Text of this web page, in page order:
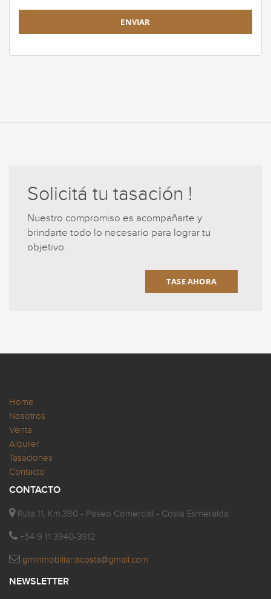
Solicitá tu tasación !
Nuestro compromiso es acompañarte y
brindarte todo lo necesario para lograr tu
objetivo.
TASE AHORA
Home
Nosotros
Venta
Alquiler
Tasaciones
Contacto
CONTACTO
Ruta 11, Km.380 - Paseo Comercial - Costa Esmeralda
+54 9 11 3940-3912
gminmobiliariacosta@gmail.com
NEWSLETTER